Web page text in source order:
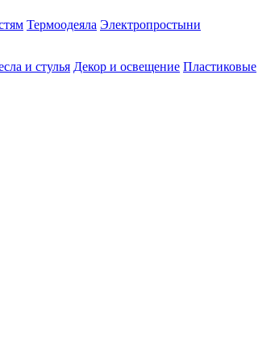
Термоодеяла Электропростыни
и стулья Декор и освещение Пластиковые